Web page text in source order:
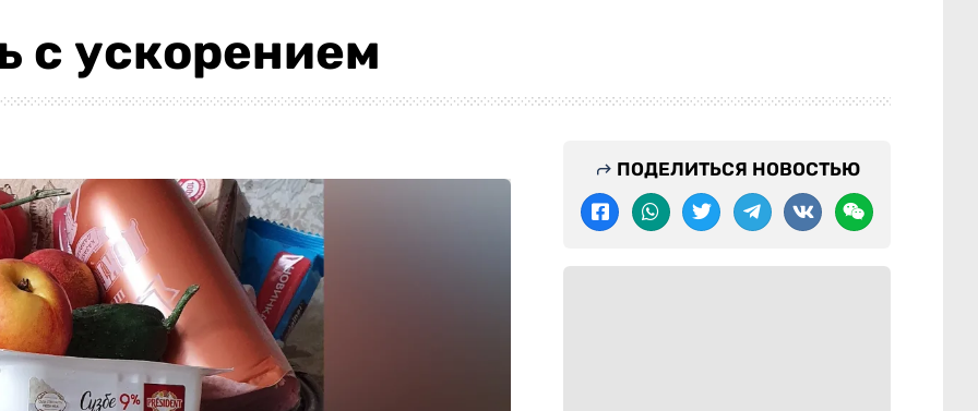
с ускорением
ПОДЕЛИТЬСЯ НОВОСТЬЮ